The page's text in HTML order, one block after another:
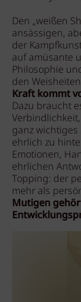
Den „weißen
ansässigen,
der
auf amüsante
Philosophie
den
Kraft kommt
Dazu braucht
ganz
ehrlich zu
Emotionen,
ehrlichen
Topping: der
mehr als
Mutigen